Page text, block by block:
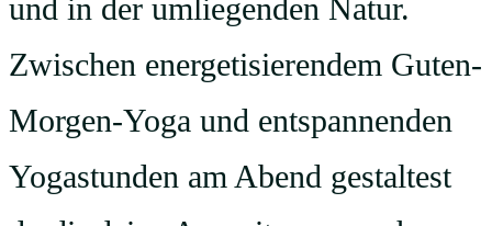
und in der umliegenden Natur.
Zwischen energetisierendem Guten-
Morgen-Yoga und entspannenden
Yogastunden am Abend gestaltest